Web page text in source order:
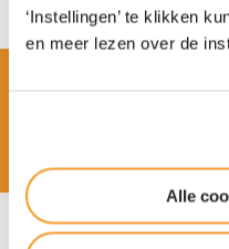
‘Instellingen’ te klikken
en meer lezen over de
Alle